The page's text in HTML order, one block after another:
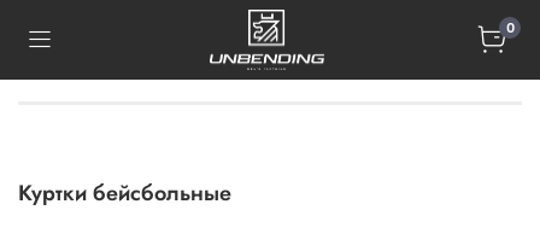
0
Куртки бейсбольные